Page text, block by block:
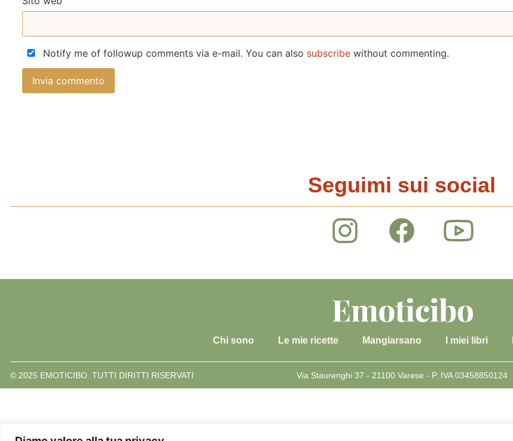
Notify me of followup comments via e-mail. You can also subscribe without commenting.
Seguimi sui social
Chi sono Le mie ricette Mangiarsano I miei libri
© 2025 EMOTICIBO. TUTTI DIRITTI RISERVATI Via Staurenghi 37 - 21100 Varese - P. IVA 03458850124